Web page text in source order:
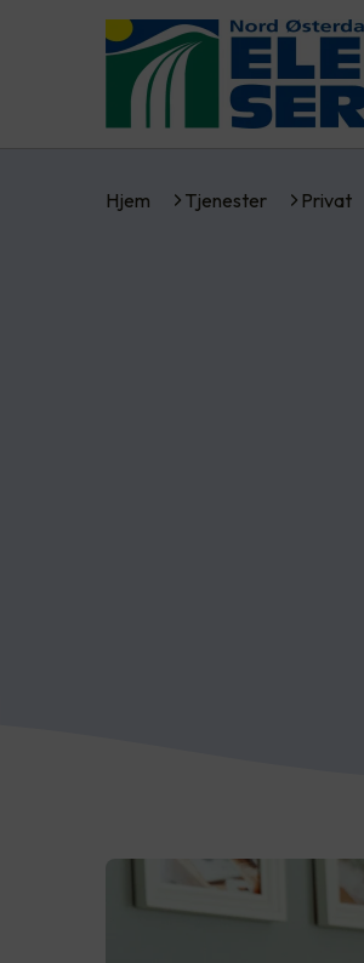
Hjem Tjenester Privat